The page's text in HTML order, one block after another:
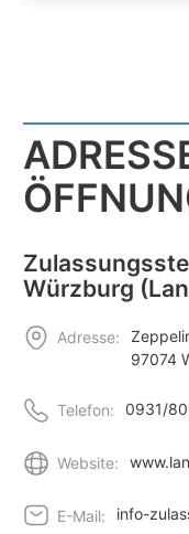
Würzburg
Adresse:
97074
Telefon: 0931/
Website:
E-Mail: info-